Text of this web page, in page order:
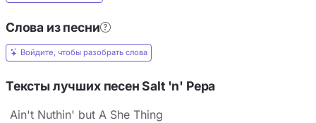
Слова из песни
Войдите, чтобы разобрать слова
Тексты лучших песен Salt 'n' Pepa
Ain't Nuthin' but A She Thing